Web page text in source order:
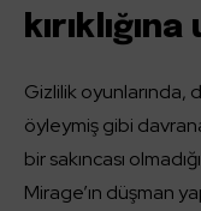
Gizlilik oyunlarında,
öyleymiş gibi
bir sakıncası
Mirage’ın düşman